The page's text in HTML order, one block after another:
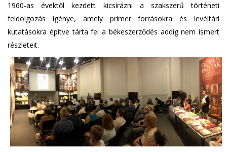
1960-as évektől kezdett kicsírázni a szakszerű történeti
feldolgozás igénye, amely primer forrásokra és levéltári
kutatásokra építve tárta fel a békeszerződés addig nem ismert
részleteit.